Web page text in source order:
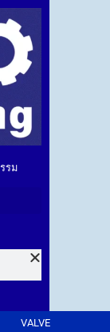
รม
VALVE